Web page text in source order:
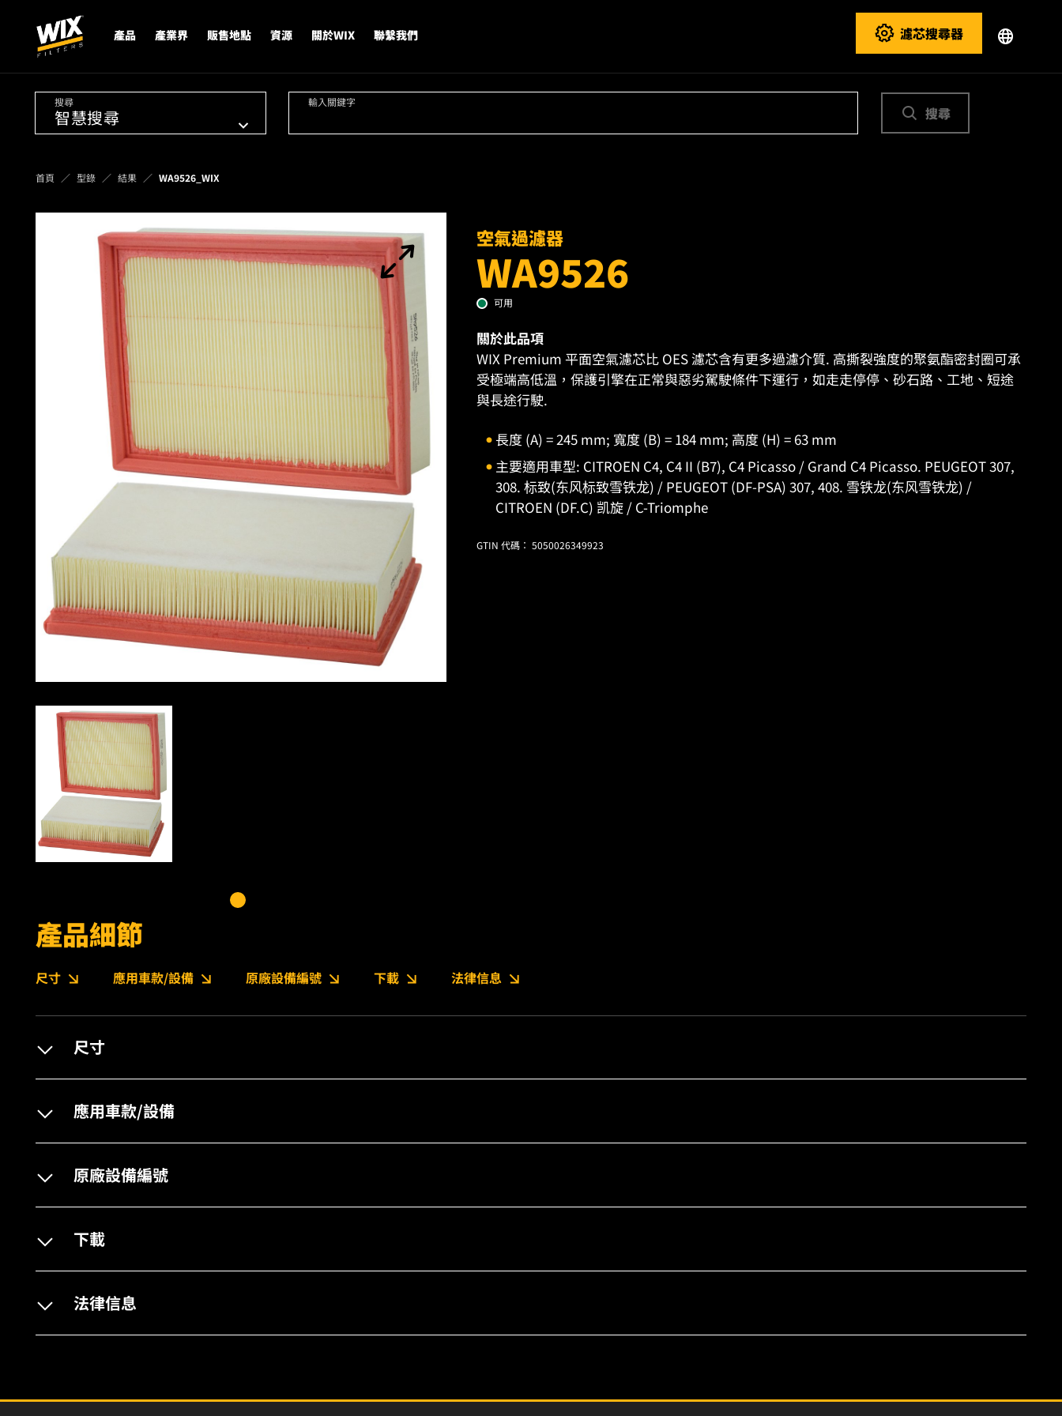
產品 產業界 販售地點 資源 關於WIX 聯繫我們 濾芯搜尋器
搜尋 輸入關鍵字
搜尋
首頁 型錄 結果 WA9526_WIX
空氣過濾器
WA9526
可用
關於此品項
WIX Premium 平面空氣濾芯比 OES 濾芯含有更多過濾介質. 高撕裂強度的聚氨酯密封圈可承
受極端高低溫，保護引擎在正常與惡劣駕駛條件下運行，如走走停停、砂石路、工地、短途
與長途行駛.
長度 (A) = 245 mm; 寬度 (B) = 184 mm; 高度 (H) = 63 mm
主要適用車型: CITROEN C4, C4 II (B7), C4 Picasso / Grand C4 Picasso. PEUGEOT 307,
308. 标致(东风标致雪铁龙) / PEUGEOT (DF-PSA) 307, 408. 雪铁龙(东风雪铁龙) /
CITROEN (DF.C) 凯旋 / C-Triomphe
GTIN 代碼： 5050026349923
產品細節
尺寸 應用車款/設備 原廠設備編號 下載 法律信息
尺寸
應用車款/設備
原廠設備編號
下載
法律信息